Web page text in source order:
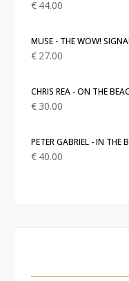
€ 44.00
MUSE - THE WOW!
€ 27.00
CHRIS REA - ON THE
€ 30.00
PETER GABRIEL - IN THE
€ 40.00